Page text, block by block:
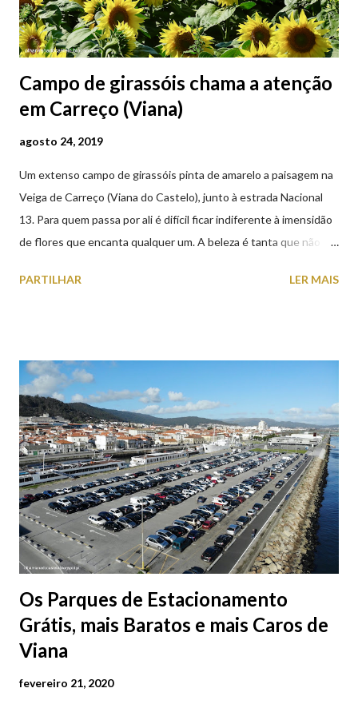
Campo de girassóis chama a atenção
em Carreço (Viana)
agosto 24, 2019
Um extenso campo de girassóis pinta de amarelo a paisagem na
Veiga de Carreço (Viana do Castelo), junto à estrada Nacional
13. Para quem passa por ali é difícil ficar indiferente à imensidão
de flores que encanta qualquer um. A beleza é tanta que não
aproveite a paisagem como cenário para tirar algumas
PARTILHAR LER MAIS
Os Parques de Estacionamento
Grátis, mais Baratos e mais Caros de
Viana
fevereiro 21, 2020